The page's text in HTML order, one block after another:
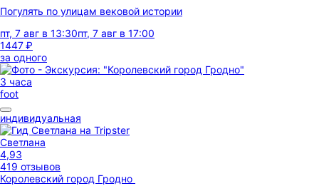
Погулять по улицам вековой истории
пт, 7 авг в 13:30пт, 7 авг в 17:00
1447 ₽
за одного
3 часа
foot
индивидуальная
Светлана
4,93
419 отзывов
Королевский город Гродно